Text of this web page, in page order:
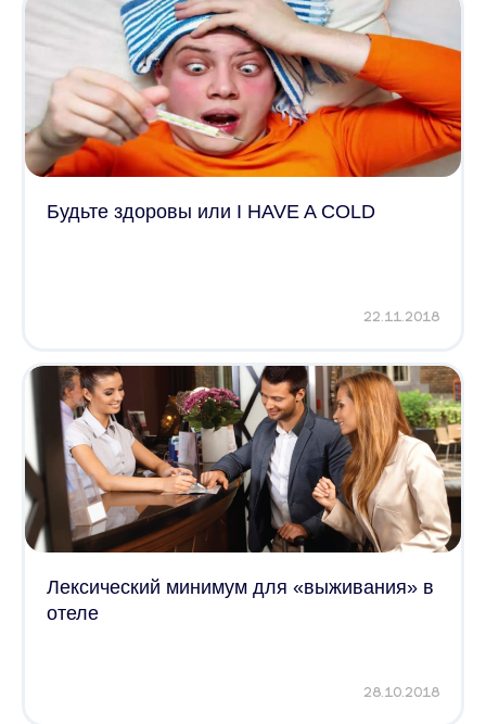
Будьте здоровы или I HAVE A COLD
22.11.2018
Лексический минимум для «выживания» в
отеле
28.10.2018